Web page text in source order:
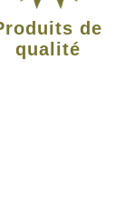
de
qualité